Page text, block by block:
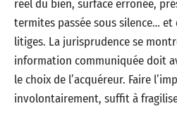
réel du bien, surface erronée,
termites passée sous silence…
litiges. La jurisprudence se
information communiquée doit
le choix de l’acquéreur. Faire
involontairement, suffit à